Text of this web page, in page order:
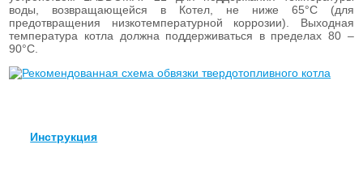
воды, возвращающейся в Котел, не ниже 65°С (для
предотвращения низкотемпературной коррозии). Выходная
температура котла должна поддерживаться в пределах 80 –
90°С.
Инструкция